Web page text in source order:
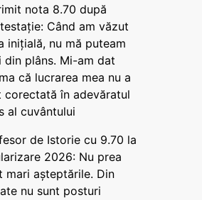
nota 8.70 după
Când am văzut
inițială, nu mă puteam
din plâns. Mi-am dat
că lucrarea mea nu a
corectată în adevăratul
al cuvântului
de Istorie cu 9.70 la
2026: Nu prea
mari așteptările. Din
nu sunt posturi